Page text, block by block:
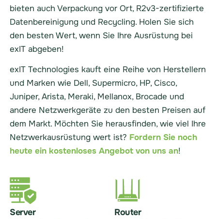
bieten auch Verpackung vor Ort, R2v3-zertifizierte
Datenbereinigung und Recycling. Holen Sie sich
den besten Wert, wenn Sie Ihre Ausrüstung bei
exIT abgeben!
exIT Technologies kauft eine Reihe von Herstellern
und Marken wie Dell, Supermicro, HP, Cisco,
Juniper, Arista, Meraki, Mellanox, Brocade und
andere Netzwerkgeräte zu den besten Preisen auf
dem Markt. Möchten Sie herausfinden, wie viel Ihre
Netzwerkausrüstung wert ist? Fordern Sie noch
heute ein kostenloses Angebot von uns an!
Server Router